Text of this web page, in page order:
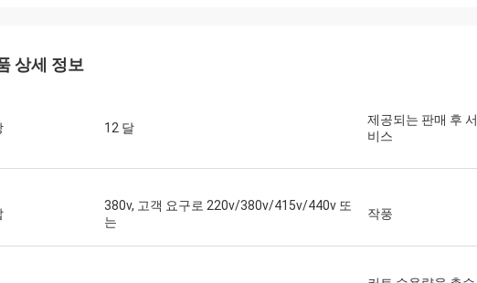
진짜로 좋은 품질 보았습니다.
상세 정보
12 달
제공되는 판매 후 서
비스
380v, 고객 요구로 220v/380v/415v/440v 또
는
작풍